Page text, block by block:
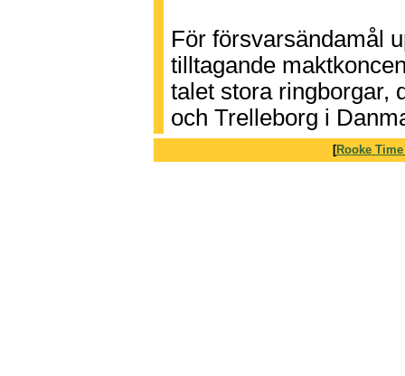
För försvarsändamål
tilltagande
talet stora ringborgar,
och Trelleborg i
[Rooke